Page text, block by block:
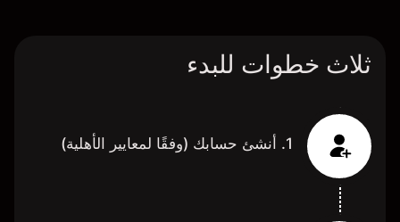
ثلاث خطوات للبدء
1. أنشئ حسابك (وفقًا لمعايير الأهلية)